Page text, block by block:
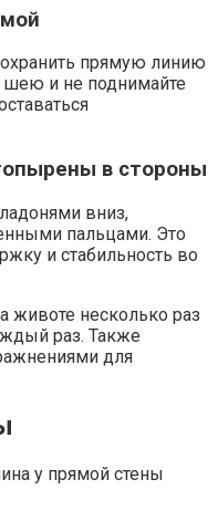
прямую линию
шею и не поднимайте
в стороны
вниз,
пальцами. Это
и стабильность во
животе несколько раз
раз. Также
для
у прямой стены